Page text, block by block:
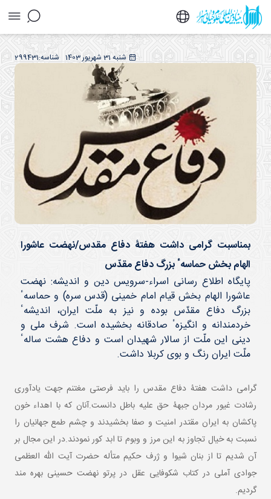
بمناسبت گرامی داشت هفتۀ دفاع مقدس/نهضت
عاشورا الهام بخش حماسهٴ بزرگ دفاع مقدّس -
خبرگزاری اسراء
شنبه 31 شهریور 1403 299431شناسه:
بمناسبت گرامی داشت هفتۀ دفاع مقدس/نهضت عاشورا
الهام بخش حماسهٴ بزرگ دفاع مقدّس
پایگاه اطلاع رسانی اسراء-سرویس دین و اندیشه: نهضت
عاشورا الهام بخش قیام امام خمینی (قدس سره) و حماسهٴ
بزرگ دفاع مقدّس بوده و نیز به ملّت ایران، اندیشهٴ
خردمندانه و انگیزهٴ صادقانه بخشیده است. شرف ملی و
دینی این ملّت از سالار شهیدان است و دفاع هشت سالهٴ
ملّت ایران رنگ و بوی کربلا داشت.
گرامی داشت هفتۀ دفاع مقدس را باید فرصتی مغتنم جهت یادآوری
رشادت غیور مردان جبهۀ حق علیه باطل دانست.آنان که با اهداء خون
پاکشان به ایران مقتدر امنیت و صفا بخشیدند و چشم طمع جهانیان را
نسبت به خیال تجاوز به این مرز و وبوم تا ابد کور نمودند.در این مجال بر
آن شدیم تا از بنان شیوا و ژرف حکیم متأله حضرت آیت الله العظمی
جوادی آملی در کتاب شکوفایی عقل در پرتو نهضت حسینی بهره مند
گردیم.